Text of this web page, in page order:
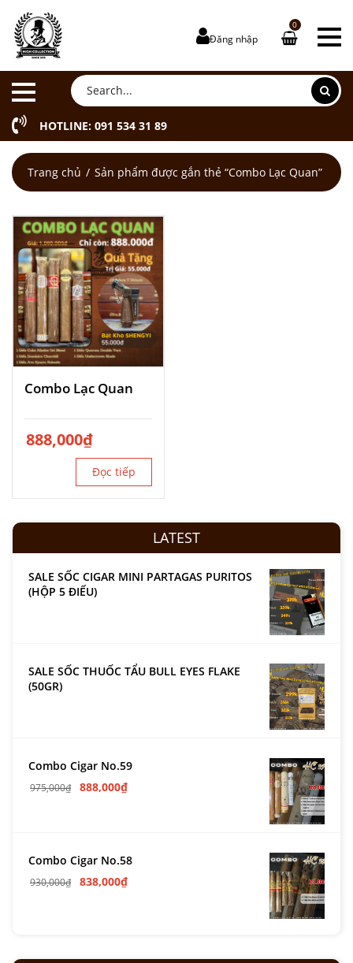
Đăng nhập
0
HOTLINE: 091 534 31 89
Trang chủ Sản phẩm được gắn thẻ “Combo Lạc Quan”
Combo Lạc Quan
888,000₫
Đọc tiếp
LATEST
SALE SỐC CIGAR MINI PARTAGAS PURITOS
(HỘP 5 ĐIẾU)
SALE SỐC THUỐC TẨU BULL EYES FLAKE
(50GR)
Combo Cigar No.59
975,000₫ 888,000₫
Combo Cigar No.58
930,000₫ 838,000₫